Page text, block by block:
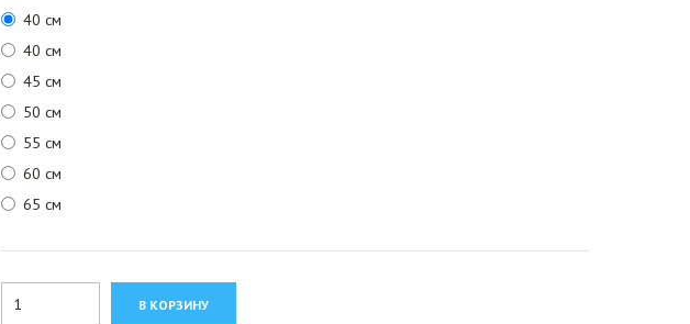
40 см
40 см
45 см
50 см
55 см
60 см
65 см